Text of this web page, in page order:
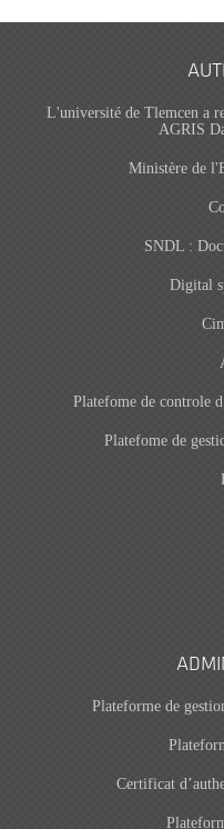
L'université de Tlemcen a
AGRIS
Ministère de
SNDL :
Digital
Platefome de controle
Platefome de
Plateforme de
Certificat